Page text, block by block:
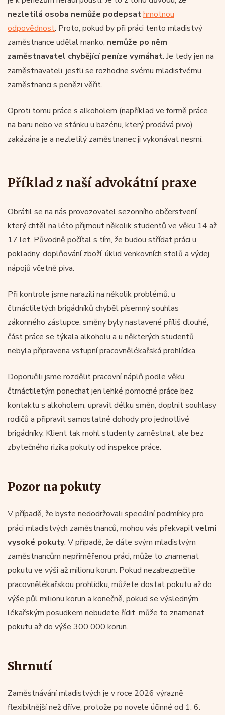
nezletilá osoba nemůže podepsathmotnou
odpovědnost. Proto, pokud by při práci tento mladistvý
zaměstnance udělal manko, nemůže po něm
zaměstnavatel chybějící peníze vymáhat. Je tedy jen na
zaměstnavateli, jestli se rozhodne svému mladistvému
zaměstnanci s penězi věřit.
Oproti tomu práce s alkoholem (například ve formě práce
na baru nebo ve stánku u bazénu, který prodává pivo)
zakázána je a nezletilý zaměstnanec ji vykonávat nesmí.
Příklad z naší advokátní praxe
Obrátil se na nás provozovatel sezonního občerstvení,
který chtěl na léto přijmout několik studentů ve věku 14 až
17 let. Původně počítal s tím, že budou střídat práci u
pokladny, doplňování zboží, úklid venkovních stolů a výdej
nápojů včetně piva.
Při kontrole jsme narazili na několik problémů: u
čtrnáctiletých brigádníků chyběl písemný souhlas
zákonného zástupce, směny byly nastavené příliš dlouhé,
část práce se týkala alkoholu a u některých studentů
nebyla připravena vstupní pracovnělékařská prohlídka.
Doporučili jsme rozdělit pracovní náplň podle věku,
čtrnáctiletým ponechat jen lehké pomocné práce bez
kontaktu s alkoholem, upravit délku směn, doplnit souhlasy
rodičů a připravit samostatné dohody pro jednotlivé
brigádníky. Klient tak mohl studenty zaměstnat, ale bez
zbytečného rizika pokuty od inspekce práce.
Pozor na pokuty
V případě, že byste nedodržovali speciální podmínky pro
práci mladistvých zaměstnanců, mohou vás překvapitvelmi
vysoké pokuty. V případě, že dáte svým mladistvým
zaměstnancům nepřiměřenou práci, může to znamenat
pokutu ve výši až milionu korun. Pokud nezabezpečíte
pracovnělékařskou prohlídku, můžete dostat pokutu až do
výše půl milionu korun a konečně, pokud se výsledným
lékařským posudkem nebudete řídit, může to znamenat
pokutu až do výše 300 000 korun.
Shrnutí
Zaměstnávání mladistvých je v roce 2026 výrazně
flexibilnější než dříve, protože po novele účinné od 1. 6.